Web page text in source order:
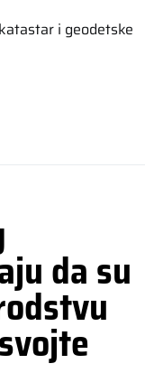
i geodetske
da su